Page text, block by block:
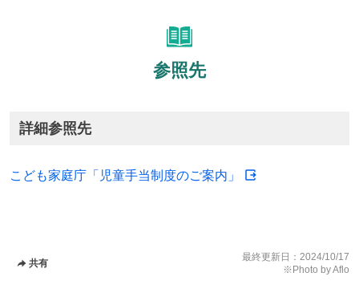
参照先
詳細参照先
こども家庭庁「児童手当制度のご案内」
共有
最終更新日： 2024/10/17
※Photo by Aflo